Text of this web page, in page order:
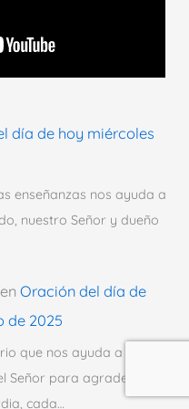
día de hoy miércoles
enseñanzas nos ayuda a
nuestro Señor y dueño
en Oración del día de
de 2025
que nos ayuda a
Señor para agradecerle
cada…